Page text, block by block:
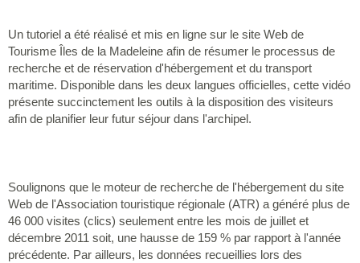
Un tutoriel a été réalisé et mis en ligne sur le site Web de
Tourisme Îles de la Madeleine afin de résumer le processus de
recherche et de réservation d'hébergement et du transport
maritime. Disponible dans les deux langues officielles, cette vidéo
présente succinctement les outils à la disposition des visiteurs
afin de planifier leur futur séjour dans l'archipel.
Soulignons que le moteur de recherche de l'hébergement du site
Web de l'Association touristique régionale (ATR) a généré plus de
46 000 visites (clics) seulement entre les mois de juillet et
décembre 2011 soit, une hausse de 159 % par rapport à l'année
précédente. Par ailleurs, les données recueillies lors des